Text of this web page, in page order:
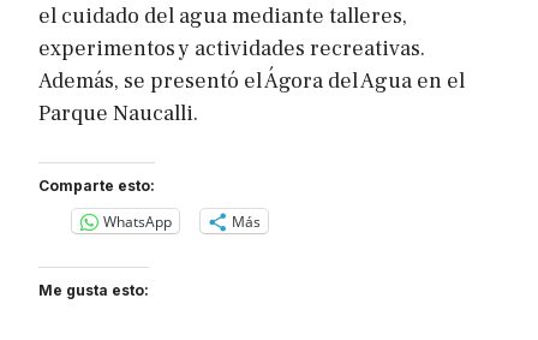
el cuidado del agua mediante talleres,
experimentos y actividades recreativas.
Además, se presentó el Ágora del Agua en el
Parque Naucalli.
Comparte esto:
WhatsApp Más
Me gusta esto: